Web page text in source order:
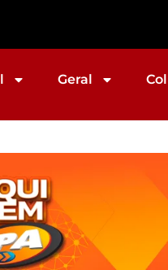
Geral